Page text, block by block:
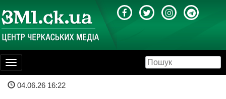
Toggle
navigation
04.06.26 16:22